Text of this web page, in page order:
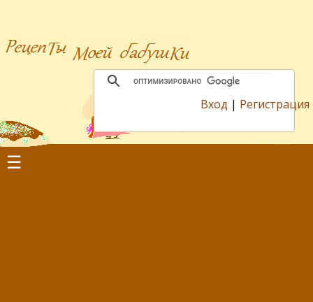
Вход | Регистрация
☰